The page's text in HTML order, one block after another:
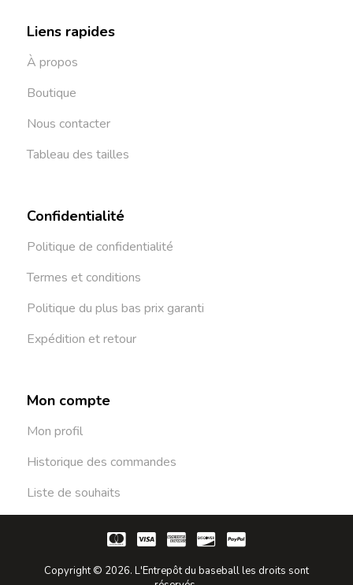
Liens rapides
À propos
Boutique
Nous contacter
Tableau des tailles
Confidentialité
Politique de confidentialité
Termes et conditions
Politique du plus bas prix garanti
Expédition et retour
Mon compte
Mon profil
Historique des commandes
Liste de souhaits
Copyright © 2026. L'Entrepôt du baseball les droits sont